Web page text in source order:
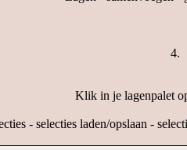
4.
Klik in je lagenpalet
- selecties laden/opslaan -